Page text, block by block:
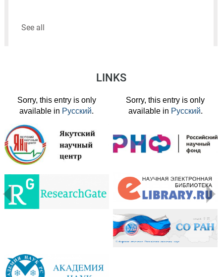
See all
LINKS
Sorry, this entry is only
available in Русский.
Sorry, this entry is only
available in Русский.